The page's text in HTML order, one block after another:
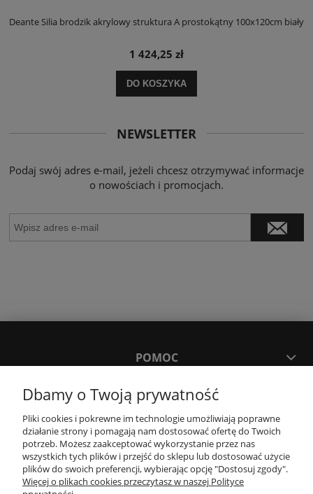
Deante Silia brodzik akrylowy struktura A prostokątny 100x120cm biały
1 424,25 zł
DO KOSZYKA
NEWSLETTER
Podaj swój adres e-mail, jeżeli chcesz otrzymywać informacje
o nowościach i promocjach.
POMOC
MOJE KONTO
PŁATNOŚCI I DOSTAWA
KONTAKT
Dbamy o Twoją prywatność
Pliki cookies i pokrewne im technologie umożliwiają poprawne
działanie strony i pomagają nam dostosować ofertę do Twoich
potrzeb. Możesz zaakceptować wykorzystanie przez nas
wszystkich tych plików i przejść do sklepu lub dostosować użycie
plików do swoich preferencji, wybierając opcję "Dostosuj zgody".
Więcej o plikach cookies przeczytasz w naszej Polityce